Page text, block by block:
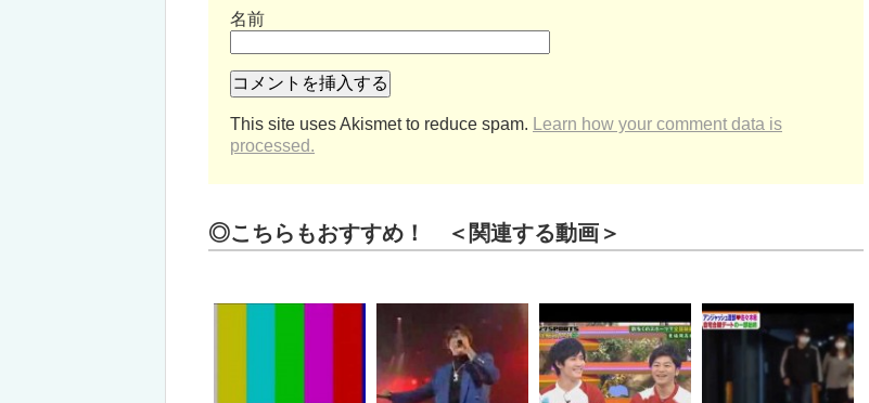
名前
This site uses Akismet to reduce spam.
Learn how your comment data is
processed.
◎こちらもおすすめ！ ＜関連する動画＞